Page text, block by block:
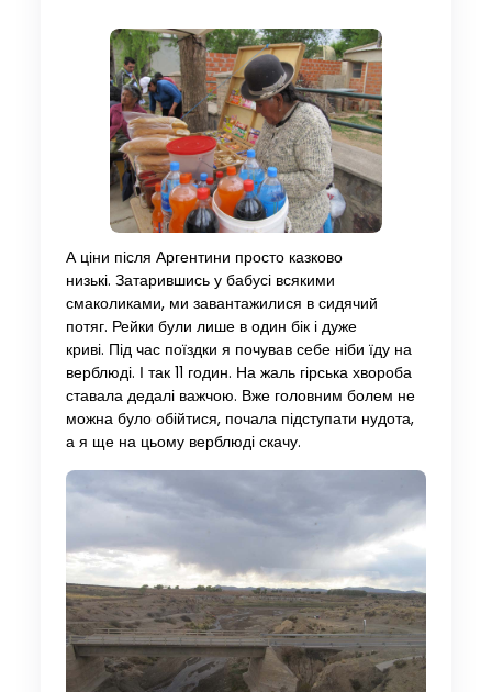
А ціни після Аргентини просто казково
низькі. Затарившись у бабусі всякими
смаколиками, ми завантажилися в сидячий
потяг. Рейки були лише в один бік і дуже
криві. Під час поїздки я почував себе ніби їду на
верблюді. І так 11 годин. На жаль гірська хвороба
ставала дедалі важчою. Вже головним болем не
можна було обійтися, почала підступати нудота,
а я ще на цьому верблюді скачу.